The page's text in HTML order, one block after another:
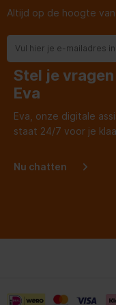
Altijd op de hoogte
Stel je vragen
Eva
Eva, onze digitale
staat 24/7 voor je
Nu chatten